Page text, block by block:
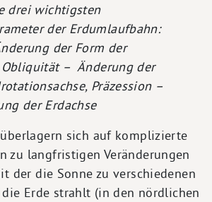
drei wichtigsten
der Erdumlaufbahn:
der Form der
– Änderung der
Präzession –
der Erdachse
sich auf komplizierte
zu langfristigen Veränderungen
der die Sonne zu verschiedenen
die Erde strahlt (in den nördlichen